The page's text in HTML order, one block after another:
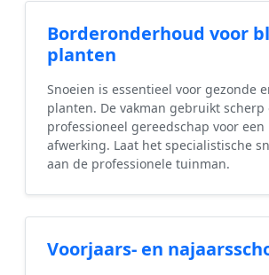
Borderonderhoud voor
planten
Snoeien is essentieel voor gezonde
planten. De vakman gebruikt scherp
professioneel gereedschap voor een
afwerking. Laat het specialistische
aan de professionele tuinman.
Voorjaars- en